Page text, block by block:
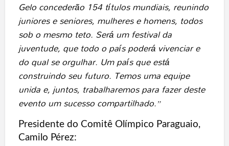
Gelo concederão 154 títulos mundiais, reunindo
juniores e seniores, mulheres e homens, todos
sob o mesmo teto. Será um festival da
juventude, que todo o país poderá vivenciar e
do qual se orgulhar. Um país que está
construindo seu futuro. Temos uma equipe
unida e, juntos, trabalharemos para fazer deste
evento um sucesso compartilhado.”
Presidente do Comitê Olímpico Paraguaio,
Camilo Pérez: